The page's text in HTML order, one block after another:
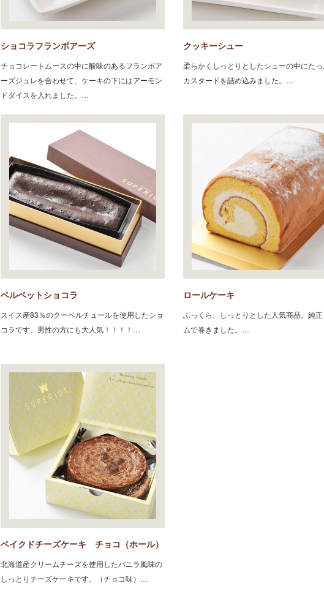
ショコラフランボアーズ
チョコレートムースの中に酸味のあるフランボア
ーズジュレを合わせて、ケーキの下にはアーモン
ドダイスを入れました。…
クッキーシュー
柔らかくしっとりとしたシューの中にた
カスタードを詰め込みました。…
ベルベットショコラ
スイス産83％のクーベルチュールを使用したショ
コラです。男性の方にも大人気！！！！…
ロールケーキ
ふっくら、しっとりとした人気商品。純
ムで巻きました。…
ベイクドチーズケーキ チョコ（ホール）
北海道産クリームチーズを使用したバニラ風味の
しっとりチーズケーキです。（チョコ味）…